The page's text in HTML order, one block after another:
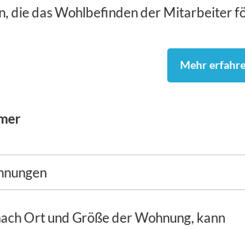
die das Wohlbefinden der Mitarbeiter
Mehr
Ort und Größe der Wohnung, kann